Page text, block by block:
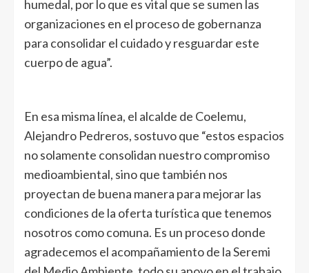
humedal, por lo que es vital que se sumen las
organizaciones en el proceso de gobernanza
para consolidar el cuidado y resguardar este
cuerpo de agua”.
En esa misma línea, el alcalde de Coelemu,
Alejandro Pedreros, sostuvo que “estos espacios
no solamente consolidan nuestro compromiso
medioambiental, sino que también nos
proyectan de buena manera para mejorar las
condiciones de la oferta turística que tenemos
nosotros como comuna. Es un proceso donde
agradecemos el acompañamiento de la Seremi